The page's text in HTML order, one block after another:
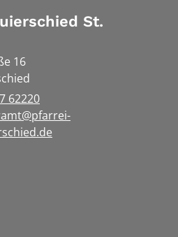
St.
16
62220
Trier auf Facebook